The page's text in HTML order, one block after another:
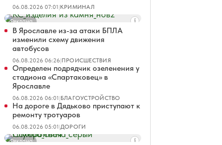
06.08.2026 07:01|КРИМИНАЛ
Реклама
В Ярославле из-за атаки БПЛА
изменили схему движения
автобусов
06.08.2026 06:26|ПРОИСШЕСТВИЯ
Определен подрядчик озеленения у
стадиона «Спартаковец» в
Ярославле
06.08.2026 06:01|БЛАГОУСТРОЙСТВО
На дороге в Дядьково приступают к
ремонту тротуаров
06.08.2026 05:01|ДОРОГИ
Реклама